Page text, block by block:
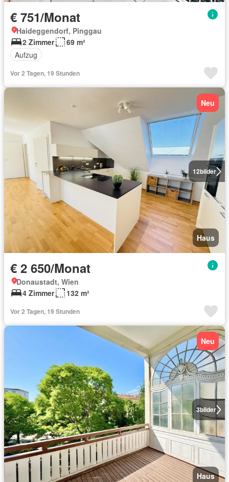
€ 751/Monat
Haideggendorf, Pinggau
2 Zimmer
69 m²
Aufzug
Vor 2 Tagen, 19 Stunden
12bilder
Neu
Haus
€ 2 650/Monat
Donaustadt, Wien
4 Zimmer
132 m²
Vor 2 Tagen, 19 Stunden
3bilder
Neu
Haus